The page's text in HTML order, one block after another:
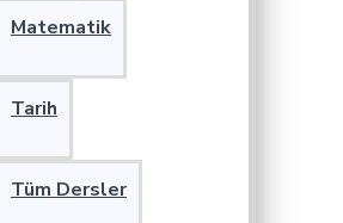
Matematik
Tarih
Tüm Dersler